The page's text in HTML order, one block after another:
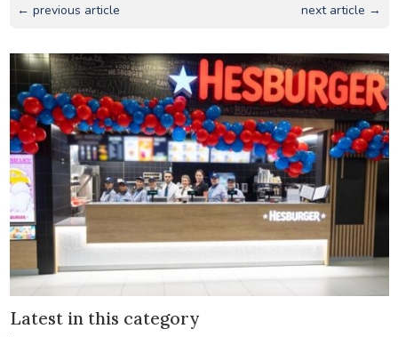
← previous article next article →
Latest in this category